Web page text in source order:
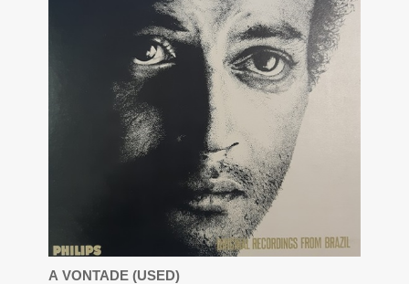
A VONTADE (USED)